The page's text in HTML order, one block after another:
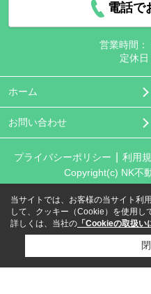
電話で
営業時間：
定休日
ホーム
お問い合わせ
プライバシーポリシー 利用
Copyright(c) NK不
当サイトでは、お客様の当サイト利
して、クッキー（Cookie）を使用し
詳しくは、当社の 「Cookieの取扱い